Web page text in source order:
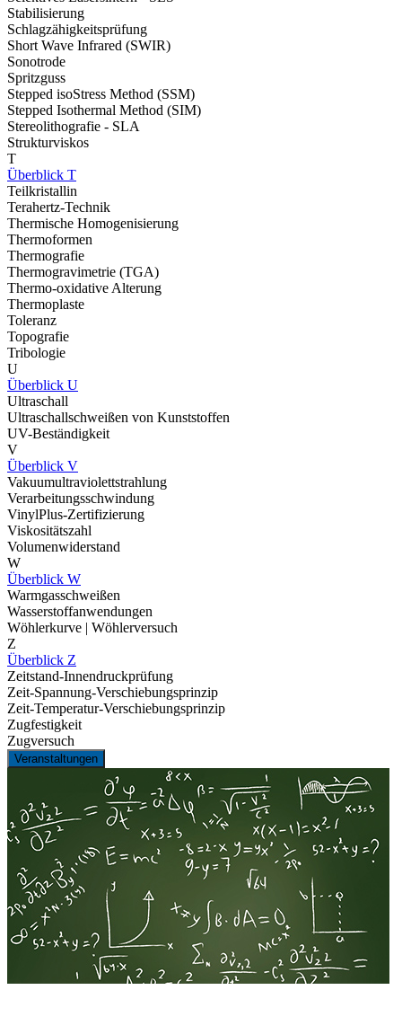
Stabilisierung
Schlagzähigkeitsprüfung
Short Wave Infrared (SWIR)
Sonotrode
Spritzguss
Stepped isoStress Method (SSM)
Stepped Isothermal Method (SIM)
Stereolithografie - SLA
Strukturviskos
T
Überblick T
Teilkristallin
Terahertz-Technik
Thermische Homogenisierung
Thermoformen
Thermografie
Thermogravimetrie (TGA)
Thermo-oxidative Alterung
Thermoplaste
Toleranz
Topografie
Tribologie
U
Überblick U
Ultraschall
Ultraschallschweißen von Kunststoffen
UV-Beständigkeit
V
Überblick V
Vakuumultraviolettstrahlung
Verarbeitungsschwindung
VinylPlus-Zertifizierung
Viskositätszahl
Volumenwiderstand
W
Überblick W
Warmgasschweißen
Wasserstoffanwendungen
Wöhlerkurve | Wöhlerversuch
Z
Überblick Z
Zeitstand-Innendruckprüfung
Zeit-Spannung-Verschiebungsprinzip
Zeit-Temperatur-Verschiebungsprinzip
Zugfestigkeit
Zugversuch
Veranstaltungen